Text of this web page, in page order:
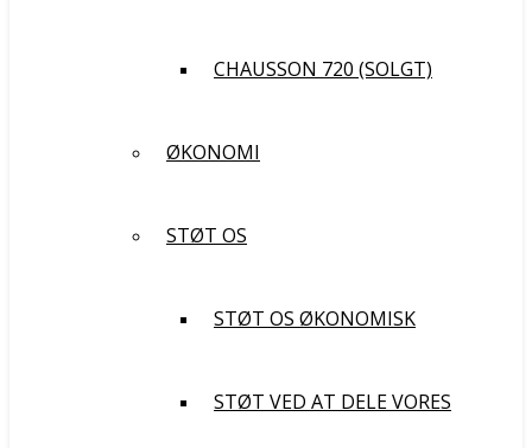
CHAUSSON 720 (SOLGT)
ØKONOMI
STØT OS
STØT OS ØKONOMISK
STØT VED AT DELE VORES